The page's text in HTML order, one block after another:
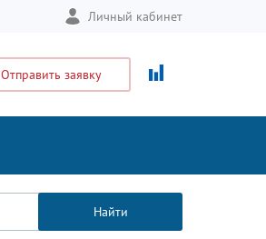
Личный кабинет
Отправить заявку
Найти